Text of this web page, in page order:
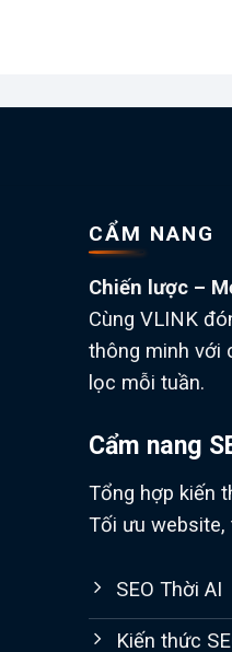
CẨM NANG
Chiến lược –
Cùng VLINK
thông minh với
lọc mỗi tuần.
Cẩm nang
Tổng hợp kiến
Tối ưu website,
SEO Thời AI
Kiến thức